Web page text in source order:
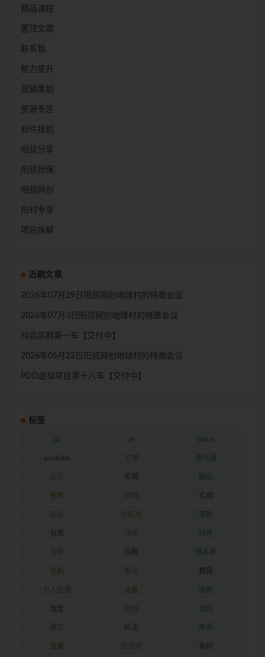
精品课程
置顶文章
联系我
能力提升
营销策划
资源专区
软件挂机
阳叔分享
阳叔担保
阳叔网创
阳村专享
项目拆解
近期文章
2026年07月29日阳叔网创地球村的特邀会议
2026年07月3日阳叔网创地球村的特邀会议
抖店店群第一车【交付中】
2026年05月22日阳叔网创地球村的特邀会议
PDD虚拟项目第十八车【交付中】
标签
AI IP tiktok
youtube 亚马逊
剪辑 副业
变现 实战
小红书 带货
引流 抖音
拆解 拼多多
挂机 教程
流量 涨粉
淘宝 源码
玩法 电商
直播 素材